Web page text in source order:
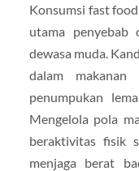
Konsumsi fast
utama penyebab
dewasa muda.
dalam
penumpukan
Mengelola pola
beraktivitas fisik
menjaga berat